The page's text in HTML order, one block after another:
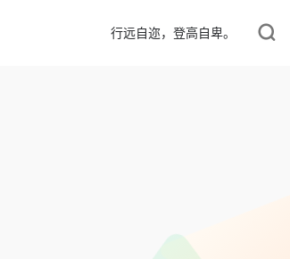
行远自迩，登高自卑。